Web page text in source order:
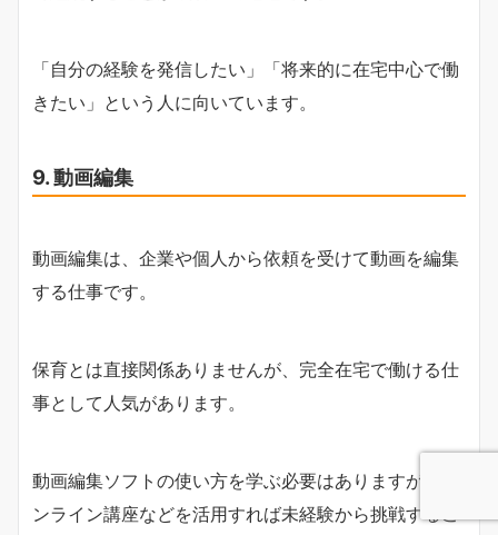
「自分の経験を発信したい」「将来的に在宅中心で働
きたい」という人に向いています。
9. 動画編集
動画編集は、企業や個人から依頼を受けて動画を編集
する仕事です。
保育とは直接関係ありませんが、完全在宅で働ける仕
事として人気があります。
動画編集ソフトの使い方を学ぶ必要はありますが、オ
ンライン講座などを活用すれば未経験から挑戦するこ